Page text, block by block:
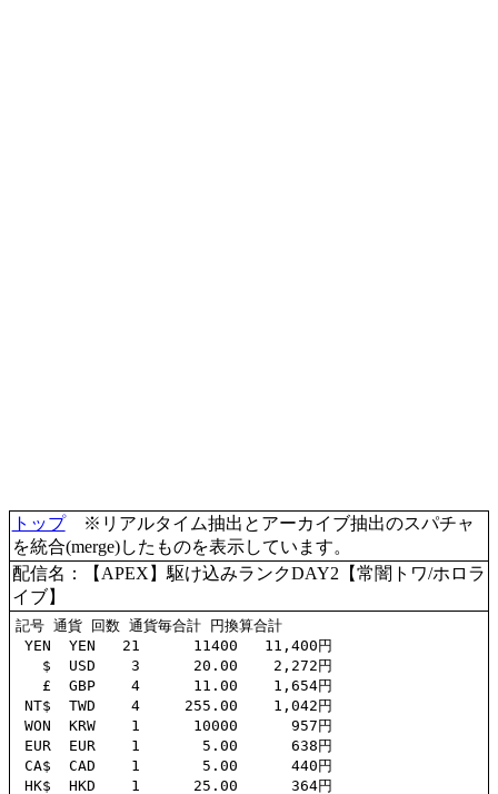
トップ※リアルタイム抽出とアーカイブ抽出のスパチャ
を統合(merge)したものを表示しています。
配信名：【APEX】駆け込みランクDAY2【常闇トワ/ホロラ
イブ】
記号 通貨 回数 通貨毎合計 円換算合計
YEN  YEN   21      11400   11,400円
   $  USD    3      20.00    2,272円
   £  GBP    4      11.00    1,654円
NT$  TWD    4     255.00    1,042円
WON  KRW    1      10000      957円
EUR  EUR    1       5.00      638円
CA$  CAD    1       5.00      440円
HK$  HKD    1      25.00      364円